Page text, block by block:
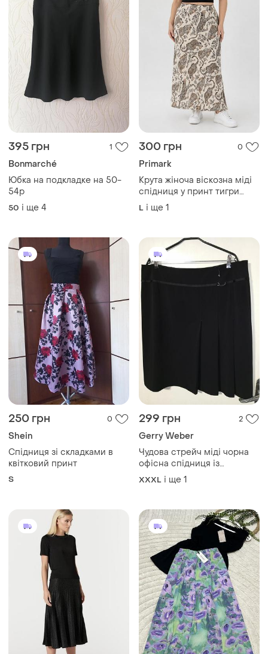
395 грн 1
Bonmarché
Юбка на подкладке на 50-
54р
50 і ще 4
300 грн 0
Primark
Крута жіноча віскозна міді
спідниця у принт тигри
легка літня спідниця міді
віскоза трендова міді
L і ще 1
250 грн 0
Shein
Спідниця зі складками в
квітковий принт
S
299 грн 2
Gerry Weber
Чудова стрейч міді чорна
офісна спідниця із
боковими складками батал
gerry weber
XXXL і ще 1